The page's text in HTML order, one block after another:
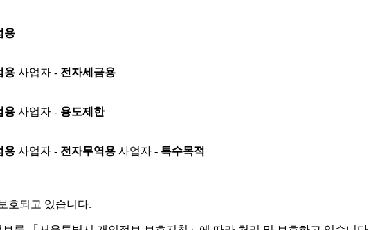
용
용 사업자 - 전자세금용
용 사업자 - 용도제한
용 사업자 - 전자무역용 사업자 - 특수목적
호되고 있습니다.